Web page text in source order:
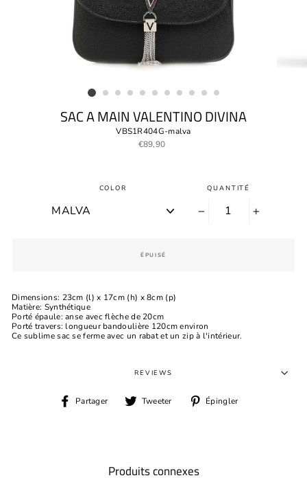
SAC A MAIN VALENTINO DIVINA
VBS1R404G-malva
Prix
€89,90
COLOR QUANTITÉ
+
ÉPUISÉ
Dimensions: 23cm (l) x 17cm (h) x 8cm (p)
Matière: Synthétique
Porté épaule: anse avec flèche de 20cm
Porté travers: longueur bandoulière 120cm environ
Ce sublime sac se ferme avec un rabat et un zip à l'intérieur.
REVIEWS
Partager
PartagerTweeter
TweeterÉpingler
Produits connexes